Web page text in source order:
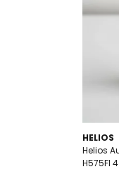
HELIOS
Helios
H575FI